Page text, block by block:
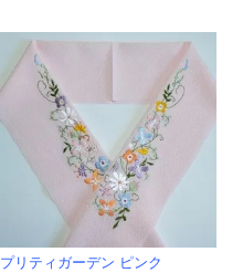
プリティガーデン ピンク